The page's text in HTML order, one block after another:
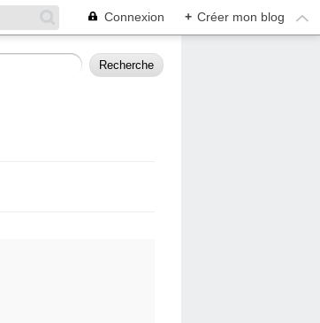
Connexion + Créer mon blog